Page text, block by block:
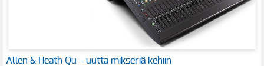
Allen & Heath Qu – uutta mikseriä kehiin